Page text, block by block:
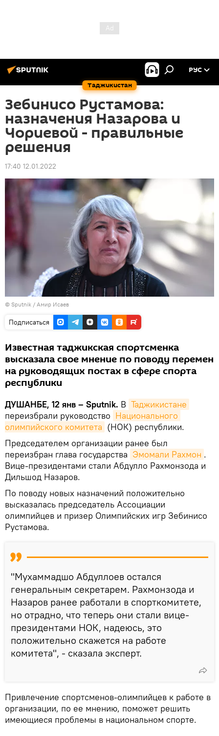
Таджикистан
РУС
Зебинисо Рустамова:
назначения Назарова и
Чориевой - правильные
решения
17:40 12.01.2022
© Sputnik / Амир Исаев
Подписаться
Известная таджикская спортсменка
высказала свое мнение по поводу перемен
на руководящих постах в сфере спорта
республики
ДУШАНБЕ, 12 янв – Sputnik. В Таджикистане
переизбрали руководство Национального
олимпийского комитета (НОК) республики.
Председателем организации ранее был
переизбран глава государства Эмомали Рахмон .
Вице-президентами стали Абдулло Рахмонзода и
Дильшод Назаров.
По поводу новых назначений положительно
высказалась председатель Ассоциации
олимпийцев и призер Олимпийских игр Зебинисо
Рустамова.
"Мухаммадшо Абдуллоев остался
генеральным секретарем. Рахмонзода и
Назаров ранее работали в спорткомитете,
но отрадно, что теперь они стали вице-
президентами НОК, надеюсь, это
положительно скажется на работе
комитета", - сказала эксперт.
Привлечение спортсменов-олимпийцев к работе в
организации, по ее мнению, поможет решить
имеющиеся проблемы в национальном спорте.